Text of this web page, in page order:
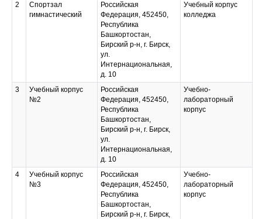
2
Спортзал
гимнастический
Российская
Федерация, 452450,
Республика
Башкортостан,
Бирский р-н, г. Бирск,
ул.
Интернациональная,
д. 10
Учебный корпус
колледжа
3
Учебный корпус
№2
Российская
Федерация, 452450,
Республика
Башкортостан,
Бирский р-н, г. Бирск,
ул.
Интернациональная,
д. 10
Учебно-
лабораторный
корпус
4
Учебный корпус
№3
Российская
Федерация, 452450,
Республика
Башкортостан,
Бирский р-н, г. Бирск,
Учебно-
лабораторный
корпус